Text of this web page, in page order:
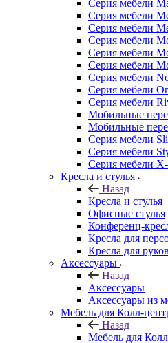
Серия мебели
Серия мебели
Серия мебели
Серия мебели
Серия мебели
Серия мебели
Серия мебели
Серия мебели
Серия мебели
Мобильные
Мобильные
Серия мебели
Серия мебели
Серия мебели
Кресла и стулья
Назад
Кресла и стулья
Офисные стулья
Конференц-
Кресла для
Кресла для
Аксессуары
Назад
Аксессуары
Аксессуары из
Мебель для Колл-
Назад
Мебель для